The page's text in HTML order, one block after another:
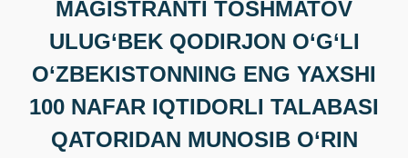
MAGISTRANTI TOSHMATOV
ULUG‘BEK QODIRJON O‘G‘LI
O‘ZBEKISTONNING ENG YAXSHI
100 NAFAR IQTIDORLI TALABASI
QATORIDAN MUNOSIB O‘RIN